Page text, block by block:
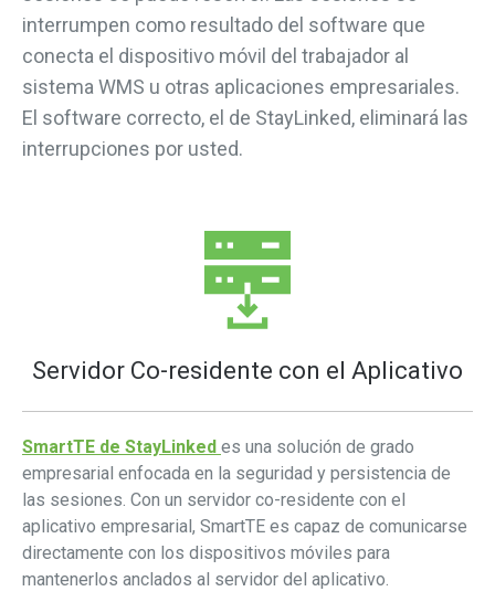
interrumpen como resultado del software que
conecta el dispositivo móvil del trabajador al
sistema WMS u otras aplicaciones empresariales.
El software correcto, el de StayLinked, eliminará las
interrupciones por usted.
Servidor Co-residente con el Aplicativo
SmartTE de StayLinked es una solución de grado
empresarial enfocada en la seguridad y persistencia de
las sesiones. Con un servidor co-residente con el
aplicativo empresarial, SmartTE es capaz de comunicarse
directamente con los dispositivos móviles para
mantenerlos anclados al servidor del aplicativo.